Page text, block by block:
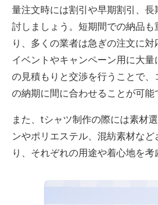
量注文時には割引や早期割引、
討しましょう。短期間での納品も
り、多くの業者は急ぎの注文に対
イベントやキャンペーン用に大
の見積もりと交渉を行うことで
の納期に間に合わせることが可能
また、tシャツ制作の際には素材
ンやポリエステル、混紡素材な
り、それぞれの用途や着心地を考